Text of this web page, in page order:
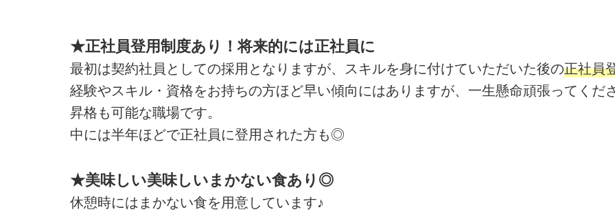
★正社員登用制度あり！将来的には正社員に
最初は契約社員としての採用となりますが、スキルを身に付けていただいた後の正社員
経験やスキル・資格をお持ちの方ほど早い傾向にはありますが、一生懸命頑張ってくだ
昇格も可能な職場です。
中には半年ほどで正社員に登用された方も◎
★美味しい美味しいまかない食あり◎
休憩時にはまかない食を用意しています♪